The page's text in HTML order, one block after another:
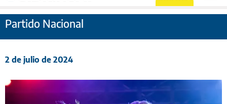
Partido Nacional
2 de julio de 2024